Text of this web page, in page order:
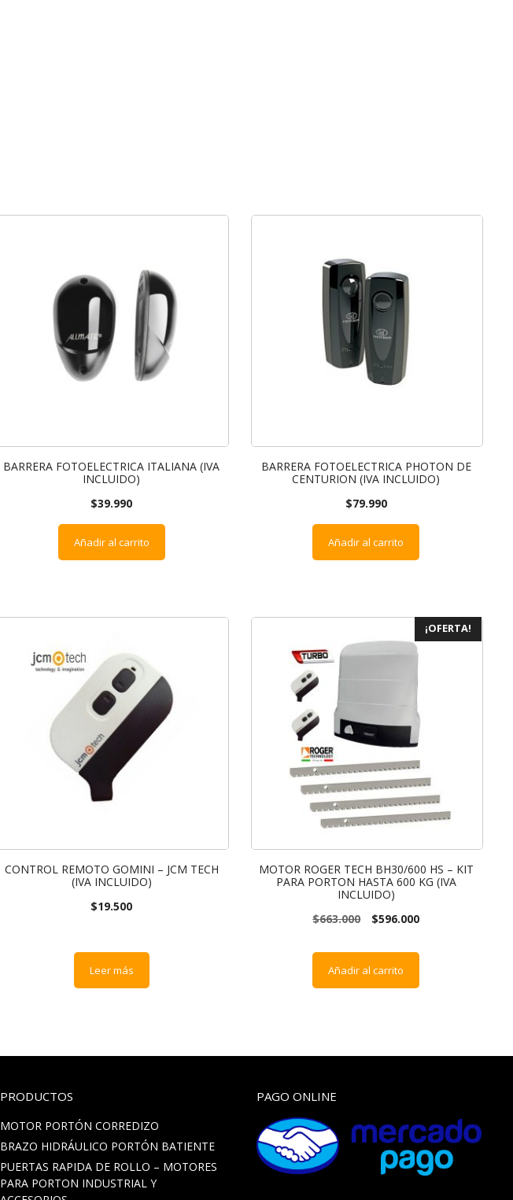
BARRERA FOTOELECTRICA ITALIANA (IVA
INCLUIDO)
$39.990
Añadir al carrito
BARRERA FOTOELECTRICA PHOTON DE
CENTURION (IVA INCLUIDO)
$79.990
Añadir al carrito
CONTROL REMOTO GOMINI – JCM TECH
(IVA INCLUIDO)
$19.500
Leer más
¡OFERTA!
MOTOR ROGER TECH BH30/600 HS – KIT
PARA PORTON HASTA 600 KG (IVA
INCLUIDO)
$663.000 $596.000
Añadir al carrito
PRODUCTOS
MOTOR PORTÓN CORREDIZO
BRAZO HIDRÁULICO PORTÓN BATIENTE
PUERTAS RAPIDA DE ROLLO – MOTORES
PARA PORTON INDUSTRIAL Y
PAGO ONLINE